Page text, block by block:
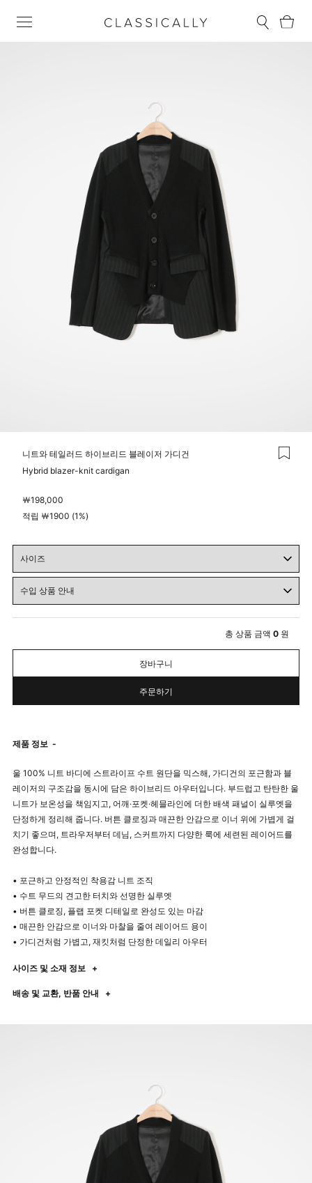
니트와 테일러드 하이브리드 블레이저 가디건
Hybrid blazer-knit cardigan
￦198,000
적립 ￦1900 (1%)
총 상품 금액 0 원
장바구니
주문하기
제품 정보 -
울 100% 니트 바디에 스트라이프 수트 원단을 믹스해, 가디건의 포근함과 블
레이저의 구조감을 동시에 담은 하이브리드 아우터입니다. 부드럽고 탄탄한 울
니트가 보온성을 책임지고, 어깨·포켓·헤믈라인에 더한 배색 패널이 실루엣을
단정하게 정리해 줍니다. 버튼 클로징과 매끈한 안감으로 이너 위에 가볍게 걸
치기 좋으며, 트라우저부터 데님, 스커트까지 다양한 룩에 세련된 레이어드를
완성합니다.
• 포근하고 안정적인 착용감 니트 조직
• 수트 무드의 견고한 터치와 선명한 실루엣
• 버튼 클로징, 플랩 포켓 디테일로 완성도 있는 마감
• 매끈한 안감으로 이너와 마찰을 줄여 레이어드 용이
• 가디건처럼 가볍고, 재킷처럼 단정한 데일리 아우터
사이즈 및 소재 정보 +
배송 및 교환, 반품 안내 +